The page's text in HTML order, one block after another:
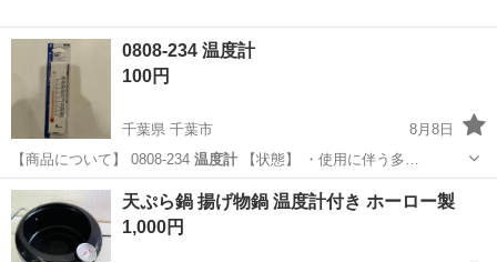
0808-234 温度計
100円
千葉県 千葉市
8月8日
【商品について】 0808-234 温度計 【状態】 ・使用に伴う多…
千葉 千葉市 その他 現地
天ぷら鍋 揚げ物鍋 温度計付き ホーロー製
1,000円